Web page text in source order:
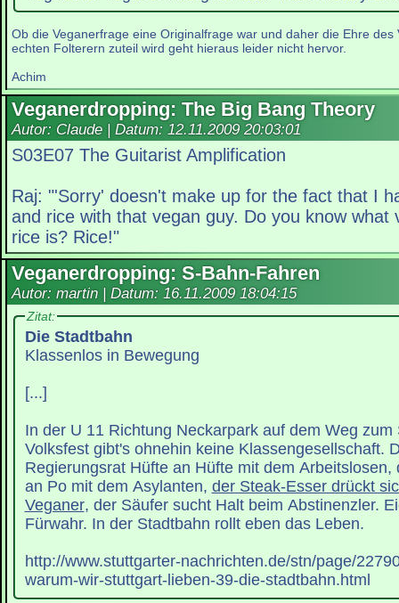
Ob die Veganerfrage eine Originalfrage war und daher die Ehre des
echten Folterern zuteil wird geht hieraus leider nicht hervor.
Achim
Veganerdropping: The Big Bang Theory
Autor: Claude | Datum: 12.11.2009 20:03:01
S03E07 The Guitarist Amplification
Raj: "'Sorry' doesn't make up for the fact that I
and rice with that vegan guy. Do you know what
rice is? Rice!"
Veganerdropping: S-Bahn-Fahren
Autor: martin | Datum: 16.11.2009 18:04:15
Zitat:
Die Stadtbahn
Klassenlos in Bewegung
[...]
In der U 11 Richtung Neckarpark auf dem Weg zum
Volksfest gibt's ohnehin keine Klassengesellschaft.
Regierungsrat Hüfte an Hüfte mit dem Arbeitslosen,
an Po mit dem Asylanten, der Steak-Esser drückt
Veganer, der Säufer sucht Halt beim Abstinenzler.
Fürwahr. In der Stadtbahn rollt eben das Leben.
http://www.stuttgarter-nachrichten.de/stn/page/
warum-wir-stuttgart-lieben-39-die-stadtbahn.html